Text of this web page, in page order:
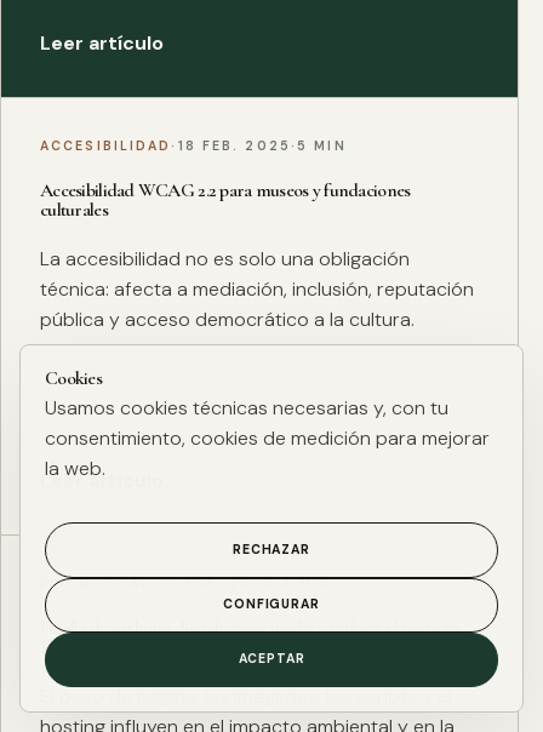
Leer artículo
ACCESIBILIDAD · 18 FEB. 2025 · 5 MIN
Accesibilidad WCAG 2.2 para museos y fundaciones
culturales
La accesibilidad no es solo una obligación
técnica: afecta a mediación, inclusión, reputación
pública y acceso democrático a la cultura.
Leer artículo
ESG DIGITAL·27 ENE. 2025·4 MIN
Huella de carbono digital: cómo medir y reducir el impacto
ESG de una web
El peso de página, las imágenes, los scripts y el
hosting influyen en el impacto ambiental y en la
Cookies
Usamos cookies técnicas necesarias y, con tu
consentimiento, cookies de medición para mejorar
la web.
RECHAZAR
CONFIGURAR
ACEPTAR